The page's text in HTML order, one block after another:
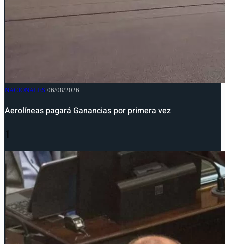
NACIONALES 06/08/2026
Aerolíneas pagará Ganancias por primera vez
1